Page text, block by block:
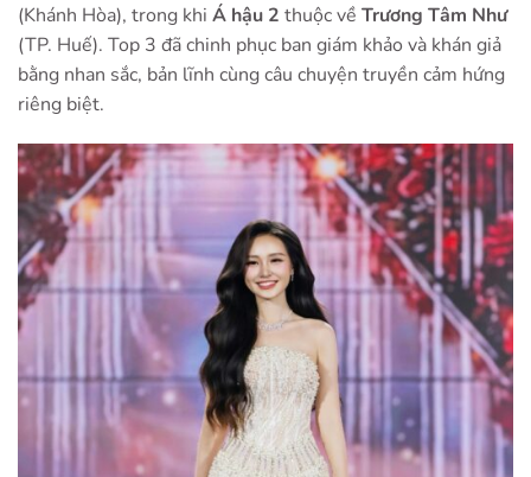
(Khánh Hòa), trong khi Á hậu 2 thuộc về Trương Tâm Như
(TP. Huế). Top 3 đã chinh phục ban giám khảo và khán giả
bằng nhan sắc, bản lĩnh cùng câu chuyện truyền cảm hứng
riêng biệt.